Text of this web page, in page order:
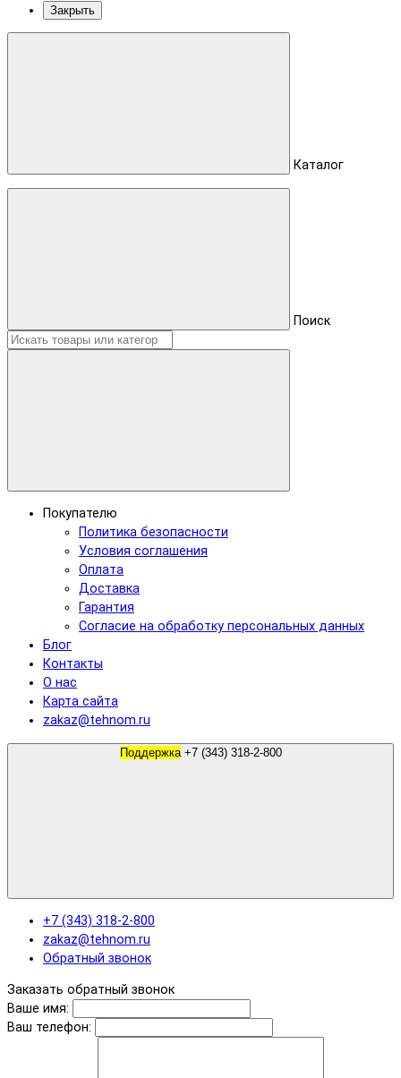
Закрыть
Каталог
Поиск
Покупателю
Политика безопасности
Условия соглашения
Оплата
Доставка
Гарантия
Согласие на обработку персональных данных
Блог
Контакты
О нас
Карта сайта
zakaz@tehnom.ru
Поддержка +7 (343) 318-2-800
+7 (343) 318-2-800
zakaz@tehnom.ru
Обратный звонок
Заказать обратный звонок
Ваше имя:
Ваш телефон: